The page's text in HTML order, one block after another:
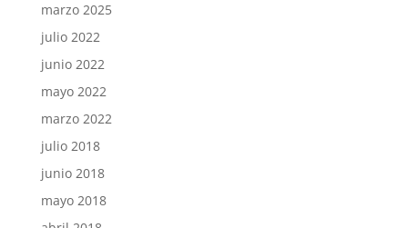
marzo 2025
julio 2022
junio 2022
mayo 2022
marzo 2022
julio 2018
junio 2018
mayo 2018